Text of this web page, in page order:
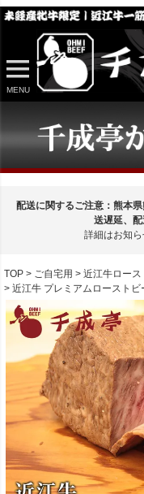
MENU
配送に関するご注意：熊本
送遅延、配
詳細はお知ら
TOP ご自宅用
近江牛ロース
近江牛 プレミアムロースト